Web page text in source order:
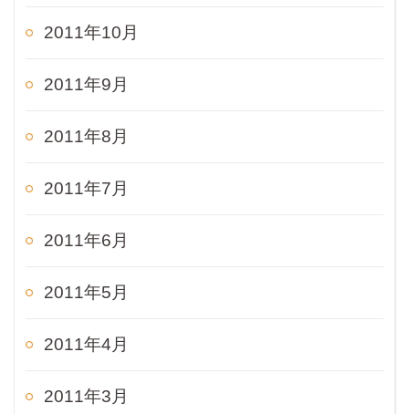
2011年10月
2011年9月
2011年8月
2011年7月
2011年6月
2011年5月
2011年4月
2011年3月